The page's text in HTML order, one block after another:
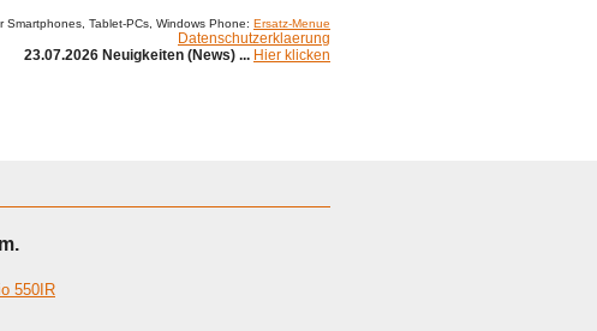
Smartphones, Tablet-PCs, Windows Phone: Ersatz-Menue
Datenschutzerklaerung
23.07.2026 Neuigkeiten (News) ... Hier klicken
550IR